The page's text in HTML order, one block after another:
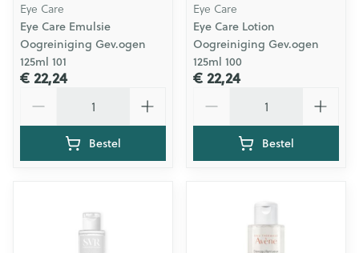
Eye Care
Eye Care Emulsie
Oogreiniging Gev.ogen
125ml 101
€ 22,24
Bestel
Eye Care
Eye Care Lotion
Oogreiniging Gev.ogen
125ml 100
€ 22,24
Bestel